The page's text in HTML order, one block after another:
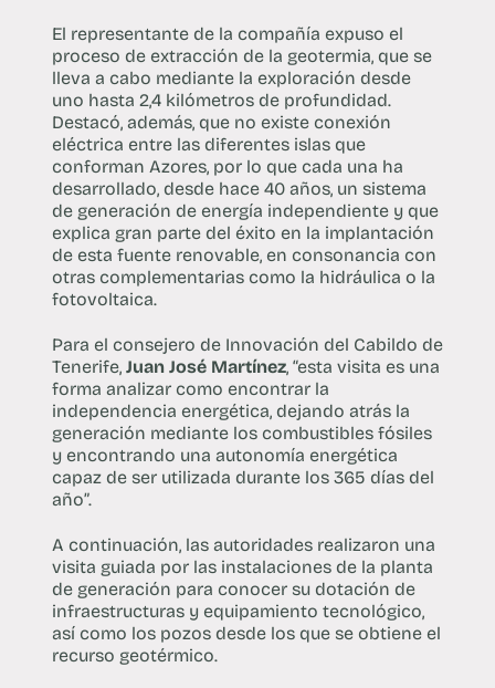
El representante de la compañía expuso el
proceso de extracción de la geotermia, que se
lleva a cabo mediante la exploración desde
uno hasta 2,4 kilómetros de profundidad.
Destacó, además, que no existe conexión
eléctrica entre las diferentes islas que
conforman Azores, por lo que cada una ha
desarrollado, desde hace 40 años, un sistema
de generación de energía independiente y que
explica gran parte del éxito en la implantación
de esta fuente renovable, en consonancia con
otras complementarias como la hidráulica o la
fotovoltaica.
Para el consejero de Innovación del Cabildo de
Tenerife, Juan José Martínez, “esta visita es una
forma analizar como encontrar la
independencia energética, dejando atrás la
generación mediante los combustibles fósiles
y encontrando una autonomía energética
capaz de ser utilizada durante los 365 días del
año”.
A continuación, las autoridades realizaron una
visita guiada por las instalaciones de la planta
de generación para conocer su dotación de
infraestructuras y equipamiento tecnológico,
así como los pozos desde los que se obtiene el
recurso geotérmico.